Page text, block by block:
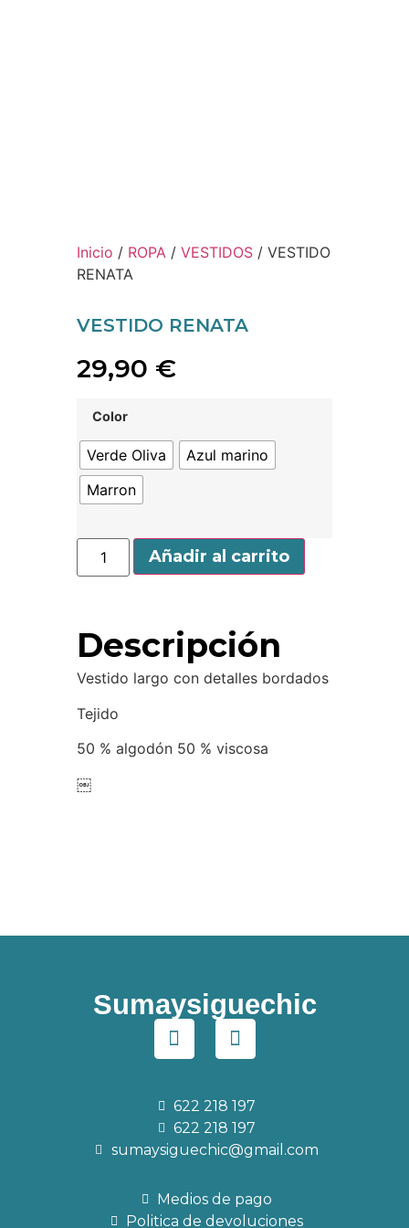
Inicio / ROPA / VESTIDOS / VESTIDO
RENATA
VESTIDO RENATA
29,90 €
Color
Verde Oliva
Azul marino
Marron
Añadir al carrito
Descripción
Vestido largo con detalles bordados
Tejido
50 % algodón 50 % viscosa
￼
Sumaysiguechic
622 218 197
622 218 197
sumaysiguechic@gmail.com
Medios de pago
Politica de devoluciones